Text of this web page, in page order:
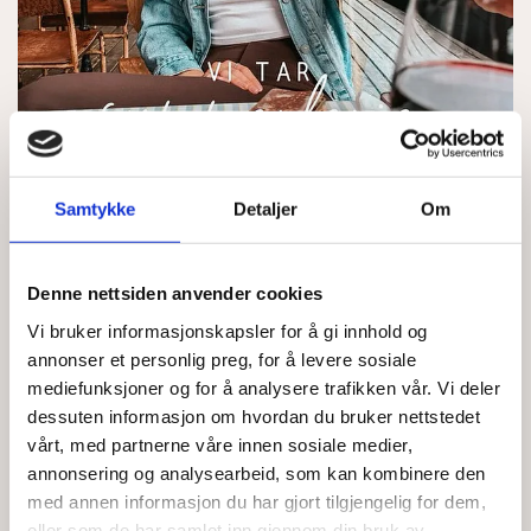
Samtykke Detaljer Om
Denne nettsiden anvender cookies
Vi bruker informasjonskapsler for å gi innhold og
annonser et personlig preg, for å levere sosiale
mediefunksjoner og for å analysere trafikken vår. Vi deler
dessuten informasjon om hvordan du bruker nettstedet
vårt, med partnerne våre innen sosiale medier,
annonsering og analysearbeid, som kan kombinere den
med annen informasjon du har gjort tilgjengelig for dem,
Da er det ferietid for oss
☀️
Vi stenger klinikken i august, og er tilbake i september
Send oss gjerne henvendelser hvis dere har spørsmål
eller ønsker time.